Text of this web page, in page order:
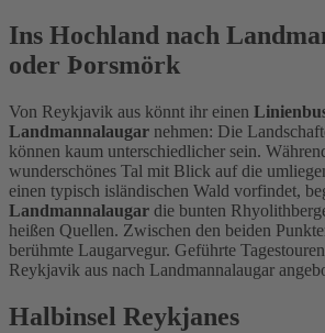
Ins Hochland nach
oder Þorsmörk
Von Reykjavik aus könnt ihr einen
Landmannalaugar nehmen: Die
können kaum unterschiedlicher sein.
wunderschönes Tal mit Blick auf die
einen typisch isländischen Wald vorfindet,
Landmannalaugar die bunten
heißen Quellen. Zwischen den beiden
berühmte Laugarvegur. Geführte
Reykjavik aus nach Landmannalaugar
Halbinsel Reykjanes